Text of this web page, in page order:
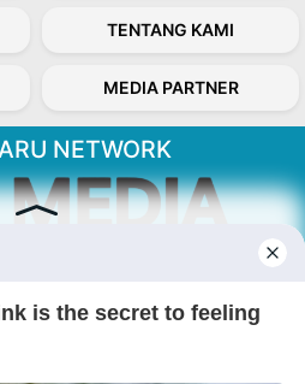
TENTANG KAMI
MEDIA PARTNER
NETWORK
menyajikan berita aktual dan
sudut pandang berbaik sangka